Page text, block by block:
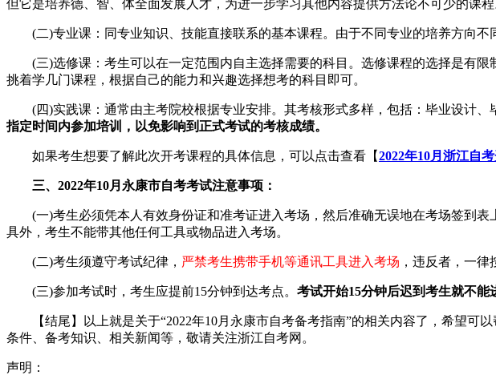
但它是培养德、智、体全面发展人才，为进一步学习其他内容提供方法论不可少的课程
(二)专业课：同专业知识、技能直接联系的基本课程。由于不同专业的培养方向不
(三)选修课：考生可以在一定范围内自主选择需要的科目。选修课程的选择是有限
挑着学几门课程，根据自己的能力和兴趣选择想考的科目即可。
(四)实践课：通常由主考院校根据专业安排。其考核形式多样，包括：毕业设计、
指定时间内参加培训，以免影响到正式考试的考核成绩。
如果考生想要了解此次开考课程的具体信息，可以点击查看【2022年10月浙江自
三、2022年10月永康市自考考试注意事项：
(一)考生必须凭本人有效身份证和准考证进入考场，然后准确无误地在考场签到表
具外，考生不能带其他任何工具或物品进入考场。
(二)考生须遵守考试纪律， 严禁考生携带手机等通讯工具进入考场 ，违反者，一
(三)参加考试时，考生应提前15分钟到达考点。 考试开始15分钟后迟到考生就不能
【结尾】以上就是关于“2022年10月永康市自考备考指南”的相关内容了，希望可
条件、备考知识、相关新闻等，敬请关注浙江自考网。
声明：